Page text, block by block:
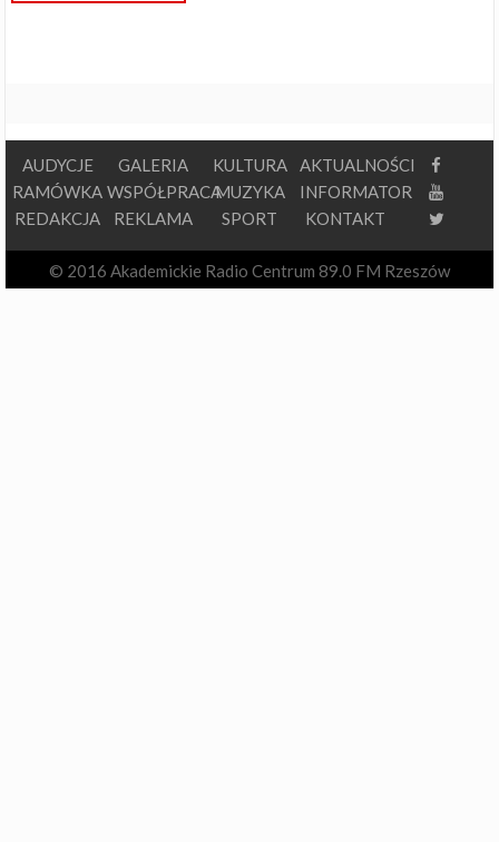
AUDYCJE
RAMÓWKA
REDAKCJA
GALERIA
WSPÓŁPRACA
REKLAMA
KULTURA
MUZYKA
SPORT
AKTUALNOŚCI
INFORMATOR
KONTAKT
© 2016 Akademickie Radio Centrum 89.0 FM Rzeszów